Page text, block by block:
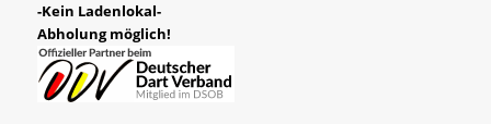
-Kein Ladenlokal-
Abholung möglich!